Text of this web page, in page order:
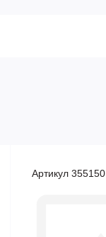
Артикул 355150